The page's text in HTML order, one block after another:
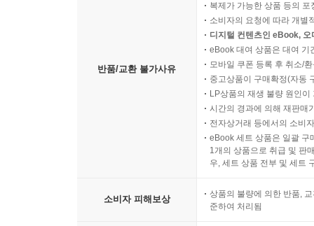
반품/교환 불가사유
복제가 가능한 상품 등의
소비자의 요청에 따라 개별
디지털 컨텐츠인 eBook,
eBook 대여 상품은 대여 기
모바일 쿠폰 등록 후 취소/
중고상품이 구매확정(자동
LP상품의 재생 불량 원인
시간의 경과에 의해 재판매
전자상거래 등에서의 소비
eBook 세트 상품은 일괄 구
1개의 상품으로 취급 및 판
우, 세트 상품 전부 및 세트
소비자 피해보상
상품의 불량에 의한 반품,
준하여 처리됨